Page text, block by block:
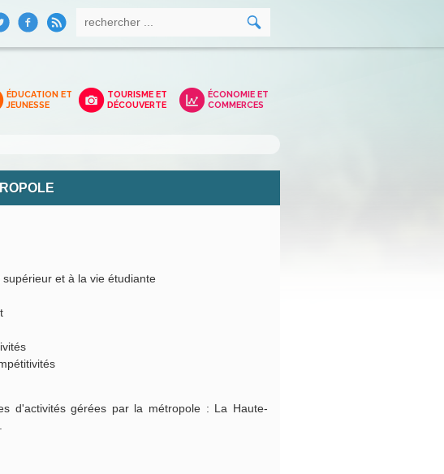
ÉDUCATION ET
JEUNESSE
TOURISME ET
DÉCOUVERTE
ÉCONOMIE ET
COMMERCES
et à la vie étudiante
d'activités gérées par la métropole : La Haute-